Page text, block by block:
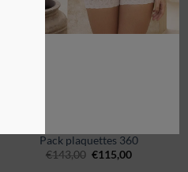
Pack plaquettes 360
€143,00 €115,00